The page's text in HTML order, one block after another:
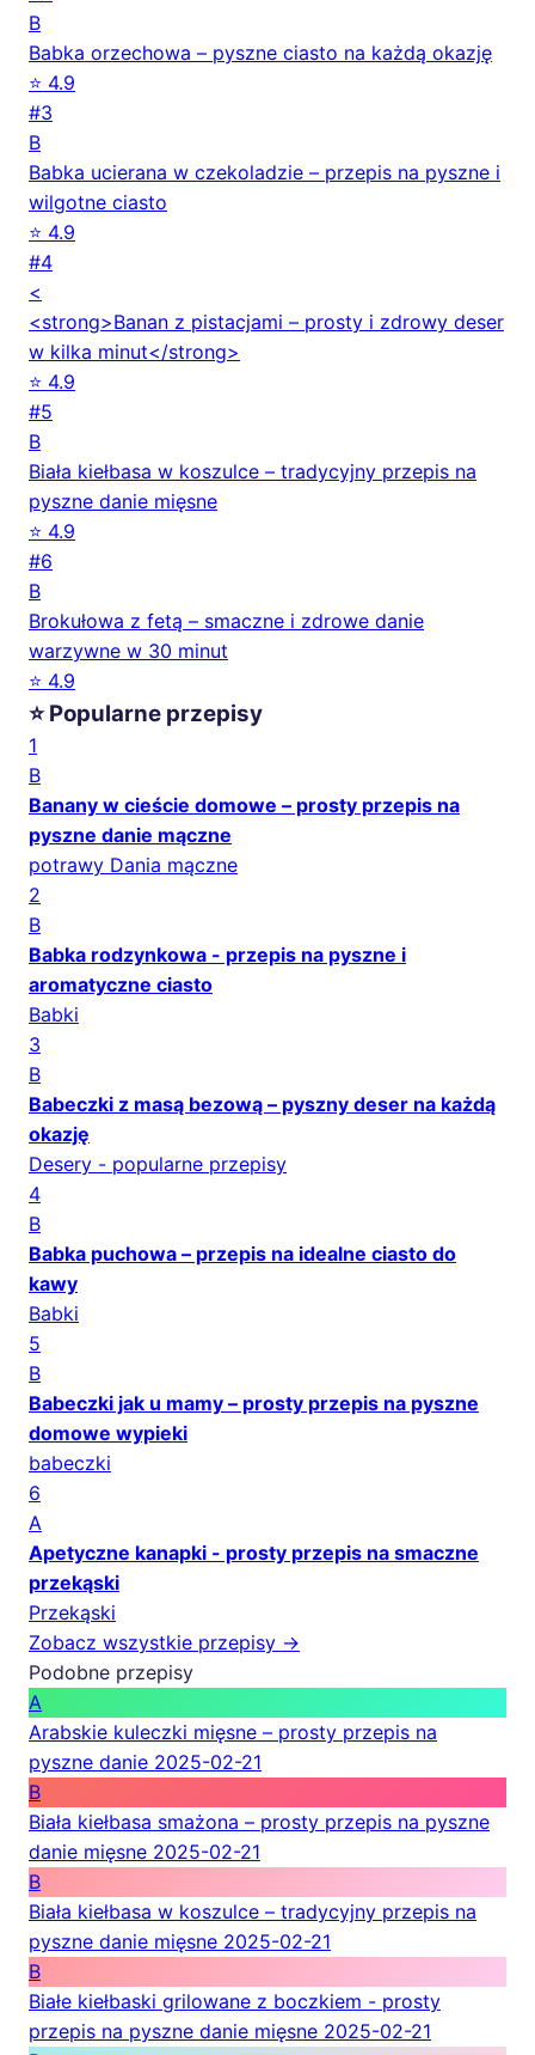
B
Babka orzechowa – pyszne ciasto na każdą okazję
⭐ 4.9
#3
B
Babka ucierana w czekoladzie – przepis na pyszne i
wilgotne ciasto
⭐ 4.9
#4
<
<strong>Banan z pistacjami – prosty i zdrowy deser
w kilka minut</strong>
⭐ 4.9
#5
B
Biała kiełbasa w koszulce – tradycyjny przepis na
pyszne danie mięsne
⭐ 4.9
#6
B
Brokułowa z fetą – smaczne i zdrowe danie
warzywne w 30 minut
⭐ 4.9
⭐ Popularne przepisy
1
B
Banany w cieście domowe – prosty przepis na
pyszne danie mączne
potrawy Dania mączne
2
B
Babka rodzynkowa - przepis na pyszne i
aromatyczne ciasto
Babki
3
B
Babeczki z masą bezową – pyszny deser na każdą
okazję
Desery - popularne przepisy
4
B
Babka puchowa – przepis na idealne ciasto do
kawy
Babki
5
B
Babeczki jak u mamy – prosty przepis na pyszne
domowe wypieki
babeczki
6
A
Apetyczne kanapki - prosty przepis na smaczne
przekąski
Przekąski
Zobacz wszystkie przepisy →
Podobne przepisy
A
Arabskie kuleczki mięsne – prosty przepis na
pyszne danie 2025-02-21
B
Biała kiełbasa smażona – prosty przepis na pyszne
danie mięsne 2025-02-21
B
Biała kiełbasa w koszulce – tradycyjny przepis na
pyszne danie mięsne 2025-02-21
B
Białe kiełbaski grilowane z boczkiem - prosty
przepis na pyszne danie mięsne 2025-02-21